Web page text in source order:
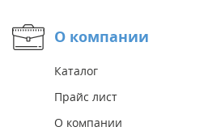
О компании
Каталог
Прайс лист
О компании